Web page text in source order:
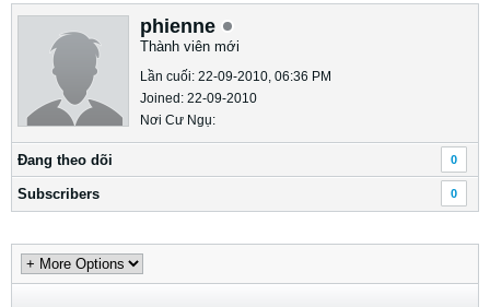
phienne
Thành viên mới
Lần cuối: 22-09-2010, 06:36 PM
Joined: 22-09-2010
Nơi Cư Ngụ:
Ðang theo dõi 0
Subscribers 0